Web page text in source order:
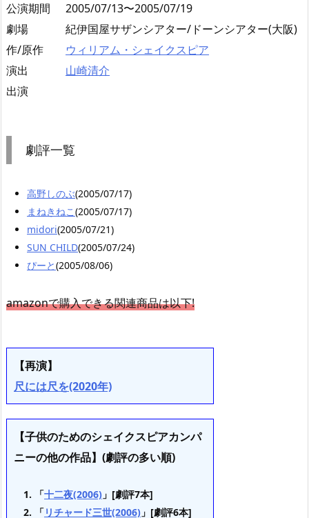
公演期間
2005/07/13〜2005/07/19
劇場
紀伊国屋サザンシアター/ドーンシアター(大阪)
作/原作
ウィリアム・シェイクスピア
演出
山崎清介
出演
劇評一覧
高野しのぶ(2005/07/17)
まねきねこ(2005/07/17)
midori(2005/07/21)
SUN CHILD(2005/07/24)
ぴーと(2005/08/06)
amazonで購入できる関連商品は以下!
【再演】
尺には尺を(2020年)
【子供のためのシェイクスピアカンパ
ニーの他の作品】(劇評の多い順)
「十二夜(2006) 」[劇評7本]
「リチャード三世(2006) 」[劇評6本]